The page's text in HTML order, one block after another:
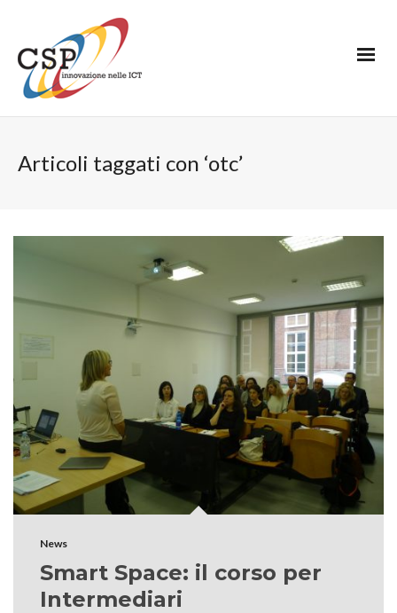
Articoli taggati con ‘otc’
News
Smart Space: il corso per
Intermediari